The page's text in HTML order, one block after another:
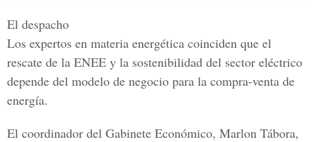
El despacho
Los expertos en materia energética coinciden que el
rescate de la ENEE y la sostenibilidad del sector eléctrico
depende del modelo de negocio para la compra-venta de
energía.
El coordinador del Gabinete Económico, Marlon Tábora,